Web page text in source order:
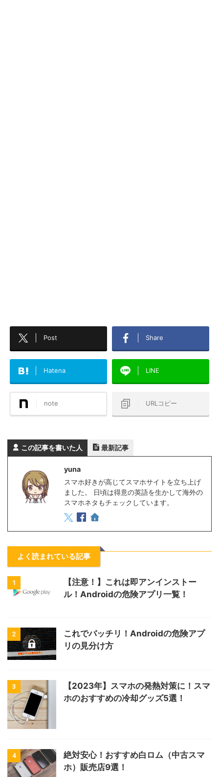
Post Share
Hatena LINE
note URLコピー
この記事を書いた人 最新記事
yuna
スマホ好きが高じてスマホサイトを立ち上げ
ました。 日頃は得意の英語を生かして海外の
スマホネタもチェックしています。
よく読まれている記事
1
【注意！】これは即アンインストー
ル！Androidの危険アプリ一覧！
2
これでバッチリ！Androidの危険アプ
リの見分け方
3
【2023年】スマホの発熱対策に！スマ
ホのおすすめの冷却グッズ5選！
4
絶対安心！おすすめ白ロム（中古スマ
ホ）販売店9選！